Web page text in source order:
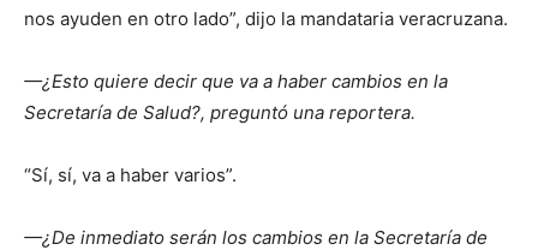
nos ayuden en otro lado”, dijo la mandataria veracruzana.
—¿Esto quiere decir que va a haber cambios en la
Secretaría de Salud?, preguntó una reportera.
“Sí, sí, va a haber varios”.
—¿De inmediato serán los cambios en la Secretaría de